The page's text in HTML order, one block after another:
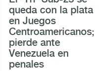
queda con la plata
en Juegos
Centroamericanos;
pierde ante
Venezuela en
penales